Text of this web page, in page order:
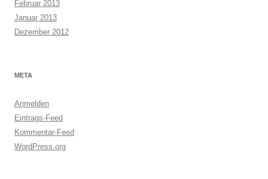
Februar 2013
Januar 2013
Dezember 2012
META
Anmelden
Eintrags-Feed
Kommentar-Feed
WordPress.org